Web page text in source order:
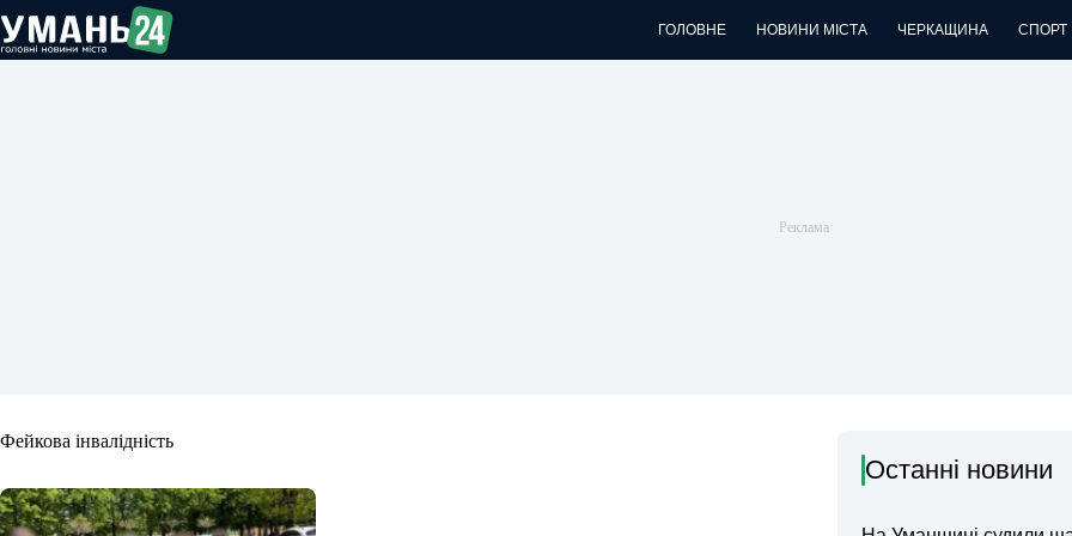
до
вмісту
ГОЛОВНЕ НОВИНИ МІСТА ЧЕРКАЩИНА СПОРТ
Фейкова інвалідність
Останні новини